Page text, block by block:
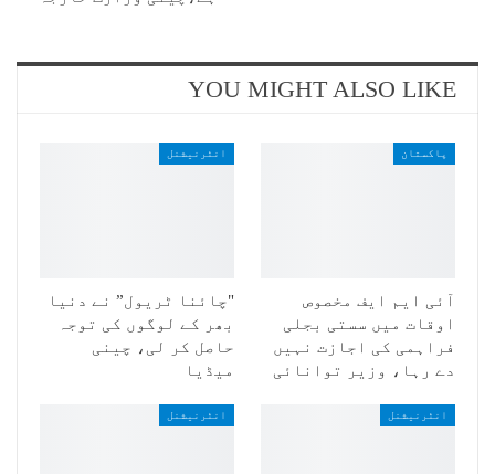
YOU MIGHT ALSO LIKE
پاکستان
آئی ایم ایف مخصوص
اوقات میں سستی بجلی
فراہمی کی اجازت نہیں
دے رہا، وزیر توانائی
انٹرنیشنل
"چائنا ٹریول” نے دنیا
بھر کے لوگوں کی توجہ
حاصل کر لی، چینی
میڈیا
انٹرنیشنل انٹرنیشنل